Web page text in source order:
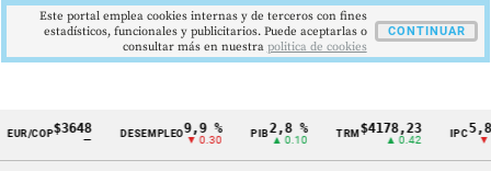
Cintillo
$3648
—
DESEMPLEO9,9 %
▼ 0.30
PIB 2,8 %
▲ 0.10
TRM $4178,23
▲ 0.42
IPC 5,81 %
▼ 0.12
Este portal emplea cookies internas y de terceros con fines
estadísticos, funcionales y publicitarios. Puede aceptarlas o
consultar más en nuestra politica de cookies
CONTINUAR